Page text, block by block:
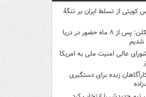
کویتی از تسلط ایران بر تنگۀ
خدمه ناو لینکلن: پس از ۸ ماه حضور در دریا
شدیم
عالی امنیت ملی به امریکا
زبده برای دستگیری